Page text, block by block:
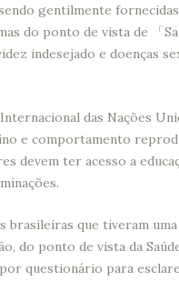
gentilmente
do ponto de vista de 「
indesejado e doenças
das Nações
e comportamento
devem ter acesso a
brasileiras que tiveram
do ponto de vista da
questionário para